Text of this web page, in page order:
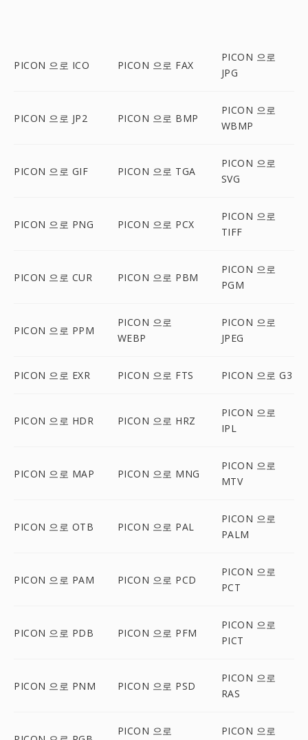
PICON 으로 ICO PICON 으로 FAX
PICON 으로
JPG
PICON 으로 JP2 PICON 으로 BMP
PICON 으로
WBMP
PICON 으로 GIF PICON 으로 TGA
PICON 으로
SVG
PICON 으로 PNG PICON 으로 PCX
PICON 으로
TIFF
PICON 으로 CUR PICON 으로 PBM
PICON 으로
PGM
PICON 으로 PPM
PICON 으로
WEBP
PICON 으로
JPEG
PICON 으로 EXR PICON 으로 FTS PICON 으로 G3
PICON 으로 HDR PICON 으로 HRZ
PICON 으로
IPL
PICON 으로 MAP PICON 으로 MNG
PICON 으로
MTV
PICON 으로 OTB PICON 으로 PAL
PICON 으로
PALM
PICON 으로 PAM PICON 으로 PCD
PICON 으로
PCT
PICON 으로 PDB PICON 으로 PFM
PICON 으로
PICT
PICON 으로 PNM PICON 으로 PSD
PICON 으로
RAS
PICON 으로
PICON 으로